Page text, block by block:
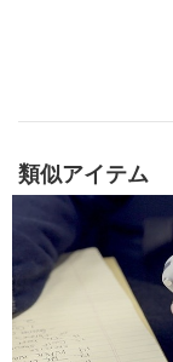
類似アイテム